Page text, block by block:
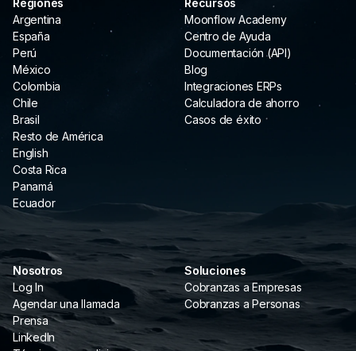
Soluciones
Cobranzas a Empresas
Cobranzas a Personas
Regiones
Argentina
España
Perú
México
Colombia
Chile
Brasil
Resto de América
English
Costa Rica
Panamá
Ecuador
Recursos
Moonflow Academy
Centro de Ayuda
Documentación (API)
Blog
Integraciones ERPs
Calculadora de ahorro
Casos de éxito
Nosotros
Log In
Agendar una llamada
Prensa
LinkedIn